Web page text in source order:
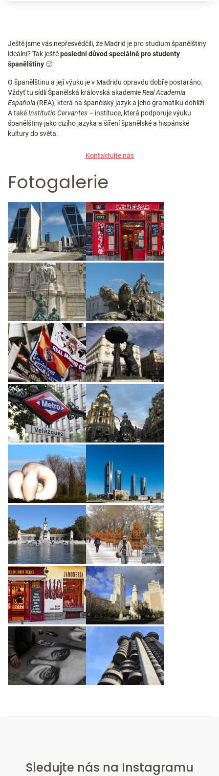
Ještě jsme vás nepřesvědčili, že Madrid je pro studium španělštiny
ideální? Tak ještěposlední důvod speciálně pro studenty
španělštiny🙂
O španělštinu a její výuku je v Madridu opravdu dobře postaráno.
Vždyť tu sídlí Španělská královská akademieReal Academia
Espaňola (REA), která na španělský jazyk a jeho gramatiku dohlíží.
A takéInstitutio Cervantes – instituce, která podporuje výuku
španělštiny jako cizího jazyka a šíření španělské a hispánské
kultury do světa.
Kontaktujte nás
Fotogalerie
Sledujte nás na Instagramu